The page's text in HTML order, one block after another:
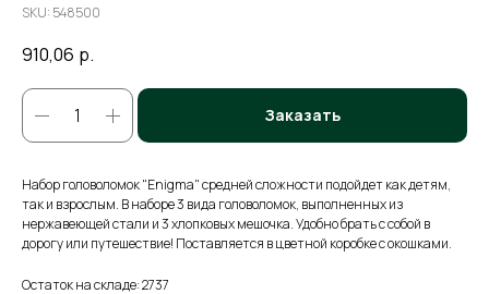
SKU: 548500
910,06 р.
Заказать
Набор головоломок "Enigma" средней сложности подойдет как детям,
так и взрослым. В наборе 3 вида головоломок, выполненных из
нержавеющей стали и 3 хлопковых мешочка. Удобно брать с собой в
дорогу или путешествие! Поставляется в цветной коробке с окошками.
Остаток на складе: 2737